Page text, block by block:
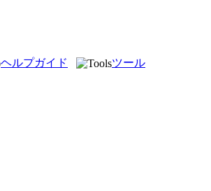
ヘルプガイド ツール